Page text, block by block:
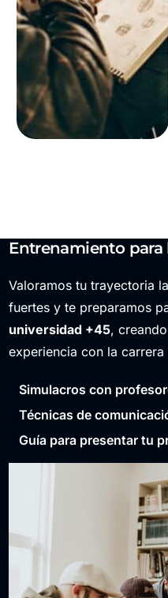
Entrenamiento para
Valoramos tu trayectoria
fuertes y te preparamos
universidad +45,
experiencia con la
Simulacros con
Técnicas de
Guía para presentar tu